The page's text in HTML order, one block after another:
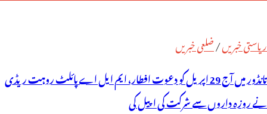
ریاستی خبریں/ضلعی خبریں
تانڈور میں آج 29 اپریل کو دعوت افطار، ایم ایل اے پائلٹ روہت ریڈی
نے روزہ داروں سے شرکت کی اپیل کی